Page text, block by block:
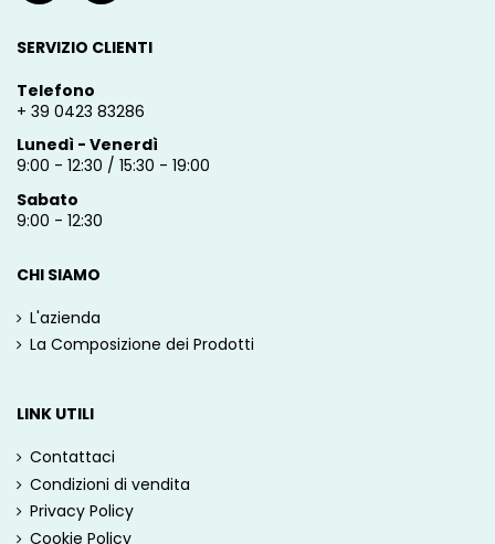
SERVIZIO CLIENTI
Telefono
+ 39 0423 83286
Lunedì - Venerdì
9:00 - 12:30 / 15:30 - 19:00
Sabato
9:00 - 12:30
CHI SIAMO
L'azienda
La Composizione dei Prodotti
LINK UTILI
Contattaci
Condizioni di vendita
Privacy Policy
Cookie Policy